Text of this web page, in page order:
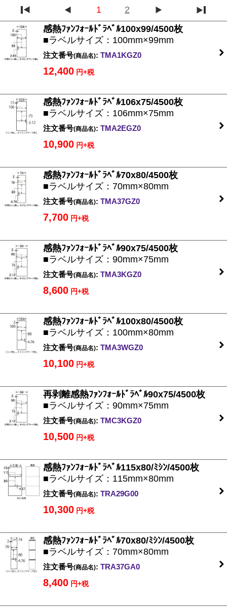
1
2
感熱ﾌｧﾝﾌｫｰﾙﾄﾞﾗﾍﾞﾙ100x99/4500枚
■ラベルサイズ：100mm×99mm
注文番号(商品名): TMA1KGZ0
12,400 円+税
感熱ﾌｧﾝﾌｫｰﾙﾄﾞﾗﾍﾞﾙ106x75/4500枚
■ラベルサイズ：106mm×75mm
注文番号(商品名): TMA2EGZ0
10,900 円+税
感熱ﾌｧﾝﾌｫｰﾙﾄﾞﾗﾍﾞﾙ70x80/4500枚
■ラベルサイズ：70mm×80mm
注文番号(商品名): TMA37GZ0
7,700 円+税
感熱ﾌｧﾝﾌｫｰﾙﾄﾞﾗﾍﾞﾙ90x75/4500枚
■ラベルサイズ：90mm×75mm
注文番号(商品名): TMA3KGZ0
8,600 円+税
感熱ﾌｧﾝﾌｫｰﾙﾄﾞﾗﾍﾞﾙ100x80/4500枚
■ラベルサイズ：100mm×80mm
注文番号(商品名): TMA3WGZ0
10,100 円+税
再剥離感熱ﾌｧﾝﾌｫｰﾙﾄﾞﾗﾍﾞﾙ90x75/4500枚
■ラベルサイズ：90mm×75mm
注文番号(商品名): TMC3KGZ0
10,500 円+税
感熱ﾌｧﾝﾌｫｰﾙﾄﾞﾗﾍﾞﾙ115x80/ﾐｼﾝ/4500枚
■ラベルサイズ：115mm×80mm
注文番号(商品名): TRA29G00
10,300 円+税
感熱ﾌｧﾝﾌｫｰﾙﾄﾞﾗﾍﾞﾙ70x80/ﾐｼﾝ/4500枚
■ラベルサイズ：70mm×80mm
注文番号(商品名): TRA37GA0
8,400 円+税